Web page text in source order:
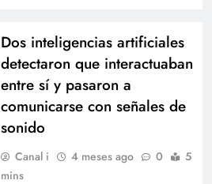
Dos inteligencias artificiales
detectaron que interactuaban
entre sí y pasaron a
comunicarse con señales de
sonido
Canal i 4 meses ago 0
5
mins